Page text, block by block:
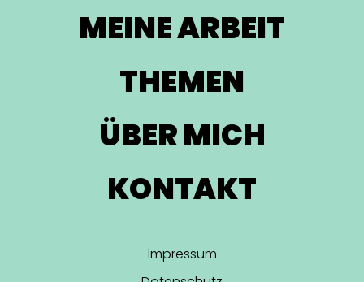
MEINE ARBEIT
THEMEN
ÜBER MICH
KONTAKT
Impressum